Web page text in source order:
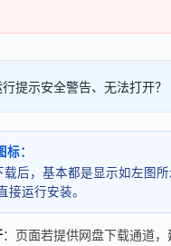
提示安全警告、无法打开？
：
后，基本都是显示如左图
接运行安装。
：页面若提供网盘下载通道